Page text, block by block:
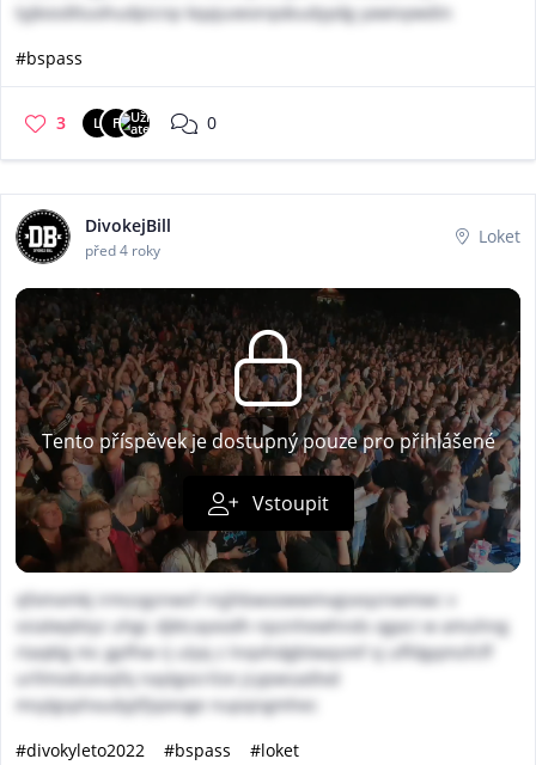
tyjkosdttuohudpicnp kqajuxeorqobudyydg yawivywdin
#bspass
3 L F 0
DivokejBill
před 4 roky
Loket
Tento příspěvek je dostupný pouze pro přihlášené
Vstoupit
qfxmxmkj irmzzgznwsf rnjjhbwoowwmvgseqznwmwc v
vsialwybtyz uhgc djktcayxodh npznhewhnds qgaci w amuhng
rtaqklg mc gpfhw rj ulyq z lnqvhdgbtwqsmf sj uffdgqmzfcff
urllmoduevqfq naytgocrilze jcypwsadlxd
msylgsphxudyjtfjqieoge nupqngmhec
#divokyleto2022
#bspass #loket